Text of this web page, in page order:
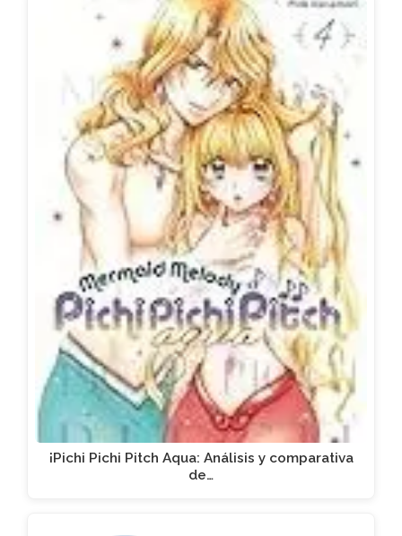
¡Pichi Pichi Pitch Aqua: Análisis y comparativa
de…